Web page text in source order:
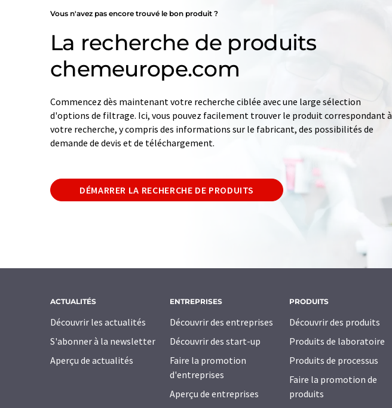
Vous n'avez pas encore trouvé le bon produit ?
La recherche de produits
chemeurope.com
Commencez dès maintenant votre recherche ciblée avec une large sélection
d'options de filtrage. Ici, vous pouvez facilement trouver le produit correspondant à
votre recherche, y compris des informations sur le fabricant, des possibilités de
demande de devis et de téléchargement.
DÉMARRER LA RECHERCHE DE PRODUITS
ACTUALITÉS
Découvrir les actualités
S'abonner à la newsletter
Aperçu de actualités
ENTREPRISES
Découvrir des entreprises
Découvrir des start-up
Faire la promotion
d'entreprises
Aperçu de entreprises
PRODUITS
Découvrir des produits
Produits de laboratoire
Produits de processus
Faire la promotion de
produits